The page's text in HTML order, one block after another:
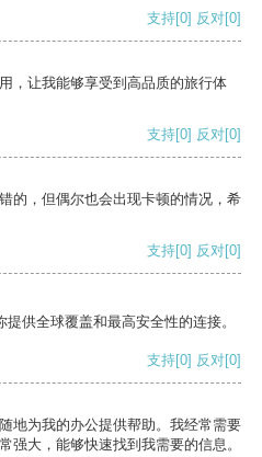
支持[0] 反对[0]
，让我能够享受到高品质的旅行体
支持[0] 反对[0]
的，但偶尔也会出现卡顿的情况，希
支持[0] 反对[0]
供全球覆盖和最高安全性的连接。
支持[0] 反对[0]
地为我的办公提供帮助。我经常需要
强大，能够快速找到我需要的信息。